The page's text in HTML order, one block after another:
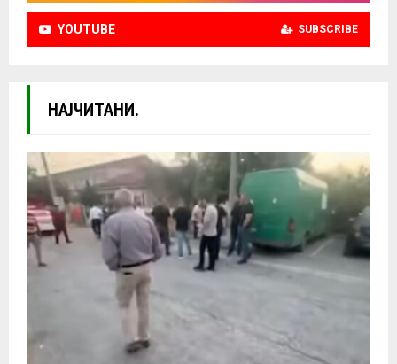
YOUTUBE SUBSCRIBE
НАЈЧИТАНИ.